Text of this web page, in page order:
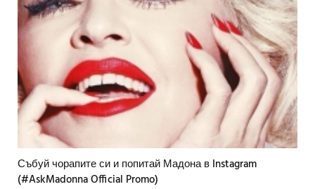
Събуй чорапите си и попитай Мадона в Instagram
(#‎AskMadonna‬ Official Promo)